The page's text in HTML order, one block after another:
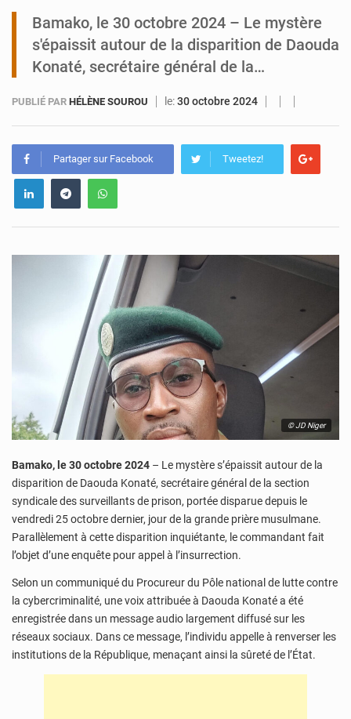
Tibiri : le dialogue, nouveau terrain de jeu pour la paix
Bamako, le 30 octobre 2024 – Le mystère
s'épaissit autour de la disparition de Daouda
Konaté, secrétaire général de la…
PUBLIÉ PAR HÉLÈNE SOUROU le:30 octobre 2024
Partager sur Facebook Tweetez!
© JD Niger
Bamako, le 30 octobre 2024 – Le mystère s’épaissit autour de la
disparition de Daouda Konaté, secrétaire général de la section
syndicale des surveillants de prison, portée disparue depuis le
vendredi 25 octobre dernier, jour de la grande prière musulmane.
Parallèlement à cette disparition inquiétante, le commandant fait
l’objet d’une enquête pour appel à l’insurrection.
Selon un communiqué du Procureur du Pôle national de lutte contre
la cybercriminalité, une voix attribuée à Daouda Konaté a été
enregistrée dans un message audio largement diffusé sur les
réseaux sociaux. Dans ce message, l’individu appelle à renverser les
institutions de la République, menaçant ainsi la sûreté de l’État.